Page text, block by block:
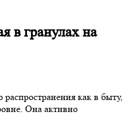
в гранулах на
распространения как в быту,
Она активно